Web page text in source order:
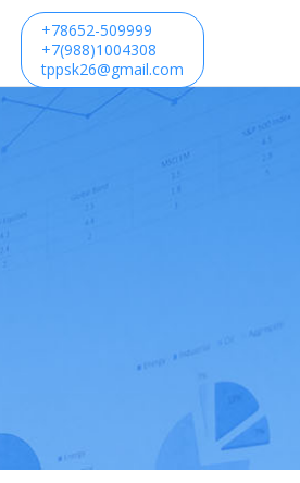
+78652-509999
+7(988)1004308
tppsk26@gmail.com